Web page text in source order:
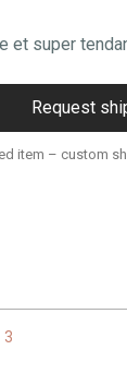
et super
Request
item – custom
3